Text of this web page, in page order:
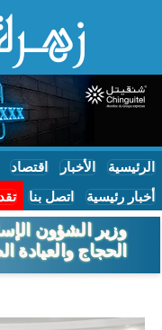
الرئيسية الأخبار اقتصاد
أخبار رئيسية اتصل بنا
وزير الشؤون
الحجاج والعيادة